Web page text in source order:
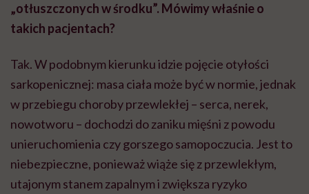
„otłuszczonych w środku”. Mówimy właśnie o
takich pacjentach?
Tak. W podobnym kierunku idzie pojęcie otyłości
sarkopenicznej: masa ciała może być w normie, jednak
w przebiegu choroby przewlekłej – serca, nerek,
nowotworu – dochodzi do zaniku mięśni z powodu
unieruchomienia czy gorszego samopoczucia. Jest to
niebezpieczne, ponieważ wiąże się z przewlekłym,
utajonym stanem zapalnym i zwiększa ryzyko